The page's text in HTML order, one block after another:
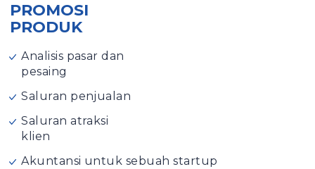
PROMOSI
PRODUK
Analisis pasar dan
pesaing
Saluran penjualan
Saluran atraksi
klien
Akuntansi untuk sebuah startup